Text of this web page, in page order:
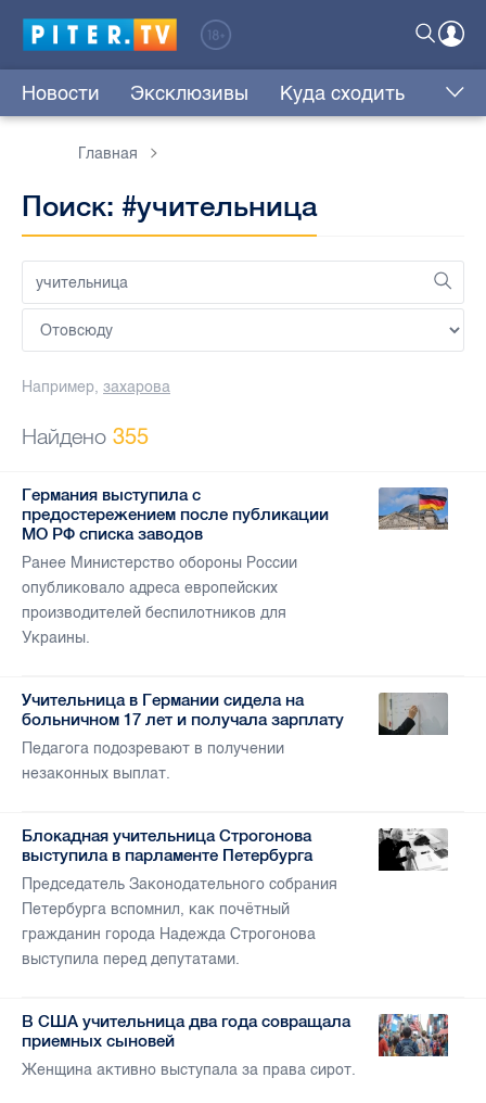
Новости Эксклюзивы Куда сходить
Главная
Поиск: #учительница
Например, захарова
Найдено 355
Германия выступила с
предостережением после публикации
МО РФ списка заводов
Ранее Министерство обороны России
опубликовало адреса европейских
производителей беспилотников для
Украины.
Учительница в Германии сидела на
больничном 17 лет и получала зарплату
Педагога подозревают в получении
незаконных выплат.
Блокадная учительница Строгонова
выступила в парламенте Петербурга
Председатель Законодательного собрания
Петербурга вспомнил, как почётный
гражданин города Надежда Строгонова
выступила перед депутатами.
В США учительница два года совращала
приемных сыновей
Женщина активно выступала за права сирот.